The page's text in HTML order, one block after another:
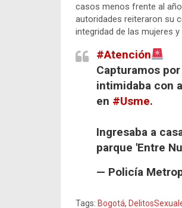
casos menos frente al
autoridades reiteraron su
integridad de las mujeres
#Atención
Capturamos
intimidaba con
en #Usme.
Ingresaba a
parque 'Entre
— Policía
Tags: Bogotá,